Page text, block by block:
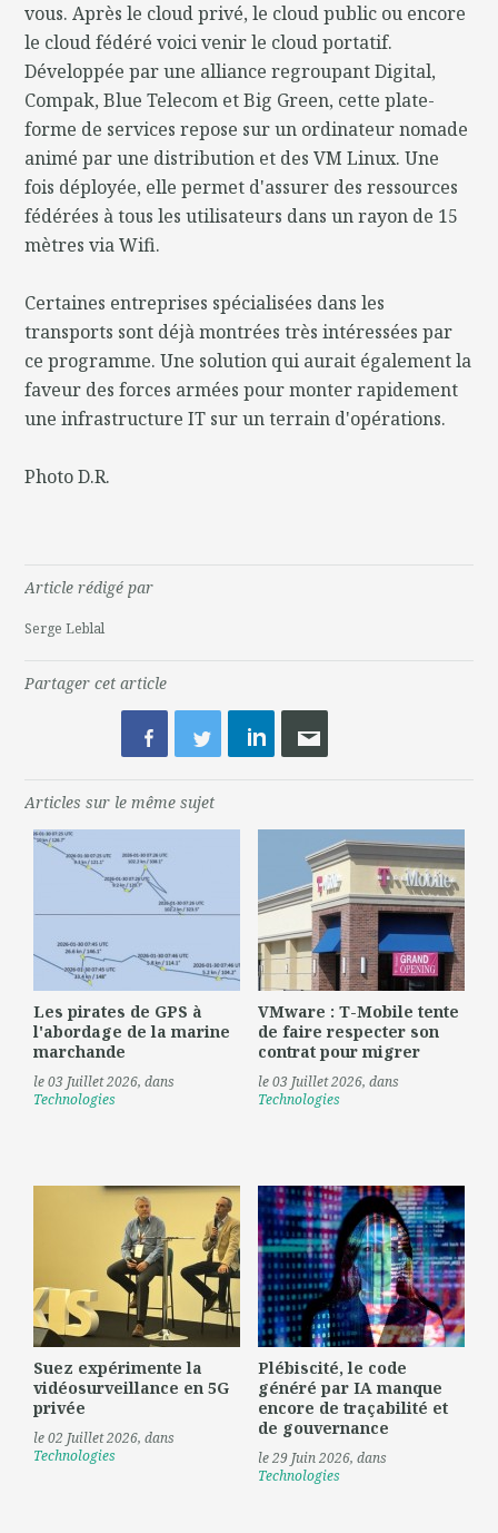
vous. Après le cloud privé, le cloud public ou encore
le cloud fédéré voici venir le cloud portatif.
Développée par une alliance regroupant Digital,
Compak, Blue Telecom et Big Green, cette plate-
forme de services repose sur un ordinateur nomade
animé par une distribution et des VM Linux. Une
fois déployée, elle permet d'assurer des ressources
fédérées à tous les utilisateurs dans un rayon de 15
mètres via Wifi.
Certaines entreprises spécialisées dans les
transports sont déjà montrées très intéressées par
ce programme. Une solution qui aurait également la
faveur des forces armées pour monter rapidement
une infrastructure IT sur un terrain d'opérations.
Photo D.R.
Article rédigé par
Serge Leblal
Partager cet article
Articles sur le même sujet
Les pirates de GPS à
l'abordage de la marine
marchande
le 03 Juillet 2026, dans
Technologies
VMware : T-Mobile tente
de faire respecter son
contrat pour migrer
le 03 Juillet 2026, dans
Technologies
Suez expérimente la
vidéosurveillance en 5G
privée
le 02 Juillet 2026, dans
Technologies
Plébiscité, le code
généré par IA manque
encore de traçabilité et
de gouvernance
le 29 Juin 2026, dans
Technologies